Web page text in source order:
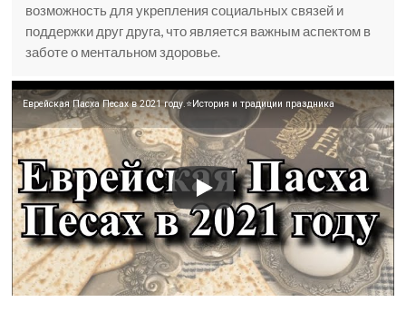
возможность для укрепления социальных связей и
поддержки друг друга, что является важным аспектом в
заботе о ментальном здоровье.
Еврейская Пасха Песах в 2021 году.⭐История и традиции праздника